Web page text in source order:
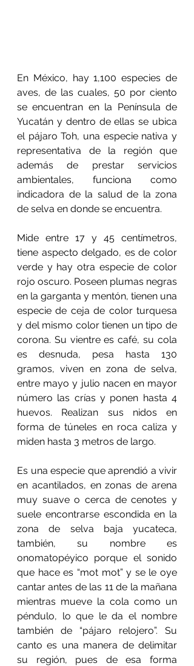
En México, hay 1,100 especies de
aves, de las cuales, 50 por ciento
se encuentran en la Península de
Yucatán y dentro de ellas se ubica
el pájaro Toh, una especie nativa y
representativa de la región que
además de prestar servicios
ambientales, funciona como
indicadora de la salud de la zona
de selva en donde se encuentra.
Mide entre 17 y 45 centímetros,
tiene aspecto delgado, es de color
verde y hay otra especie de color
rojo oscuro. Poseen plumas negras
en la garganta y mentón, tienen una
especie de ceja de color turquesa
y del mismo color tienen un tipo de
corona. Su vientre es café, su cola
es desnuda, pesa hasta 130
gramos, viven en zona de selva,
entre mayo y julio nacen en mayor
número las crías y ponen hasta 4
huevos. Realizan sus nidos en
forma de túneles en roca caliza y
miden hasta 3 metros de largo.
Es una especie que aprendió a vivir
en acantilados, en zonas de arena
muy suave o cerca de cenotes y
suele encontrarse escondida en la
zona de selva baja yucateca,
también, su nombre es
onomatopéyico porque el sonido
que hace es “mot mot” y se le oye
cantar antes de las 11 de la mañana
mientras mueve la cola como un
péndulo, lo que le da el nombre
también de “pájaro relojero”. Su
canto es una manera de delimitar
su región, pues de esa forma